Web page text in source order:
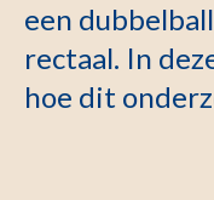
een
rectaal. In
hoe dit